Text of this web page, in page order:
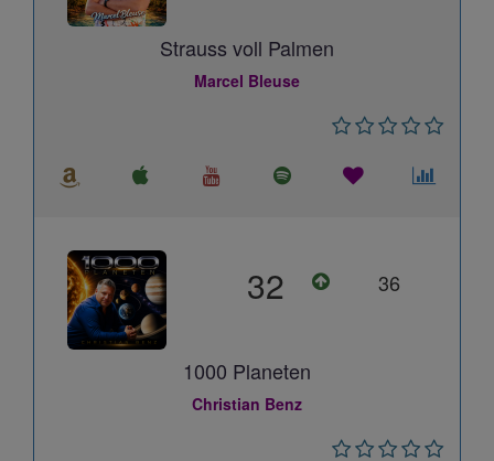
Strauss voll Palmen
Marcel Bleuse
32 36
1000 Planeten
Christian Benz